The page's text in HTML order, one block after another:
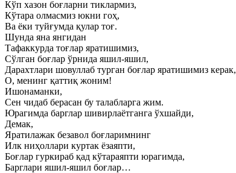
Кўп хазон боғларни тиклармиз,
Кўтара олмасмиз юкни гоҳ,
Ва ёки туйғумда қулар тоғ.
Шунда яна янгидан
Тафаккурда тоғлар яратишимиз,
Сўлган боғлар ўрнида яшил-яшил,
Дарахтлари шовуллаб турган боғлар яратишимиз керак,
О, менинг қаттиқ жоним!
Ишонаманки,
Сен чидаб берасан бу талабларга жим.
Юрагимда барглар шивирлаётганга ўхшайди,
Демак,
Яратилажак безавол боғларимнинг
Илк ниҳоллари куртак ёзаяпти,
Боғлар гуркираб қад кўтараяпти юрагимда,
Барглари яшил-яшил боғлар…